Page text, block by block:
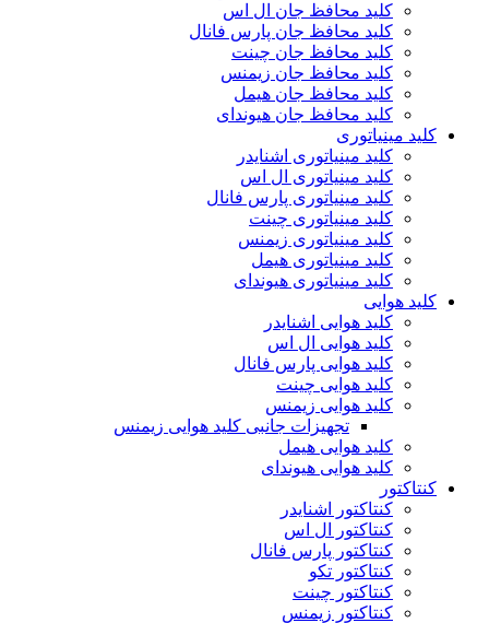
کلید محافظ جان ال اس
کلید محافظ جان پارس فانال
کلید محافظ جان چینت
کلید محافظ جان زیمنس
کلید محافظ جان هیمل
کلید محافظ جان هیوندای
کلید مینیاتوری
کلید مینیاتوری اشنایدر
کلید مینیاتوری ال اس
کلید مینیاتوری پارس فانال
کلید مینیاتوری چینت
کلید مینیاتوری زیمنس
کلید مینیاتوری هیمل
کلید مینیاتوری هیوندای
کلید هوایی
کلید هوایی اشنایدر
کلید هوایی ال اس
کلید هوایی پارس فانال
کلید هوایی چینت
کلید هوایی زیمنس
تجهیزات جانبی کلید هوایی زیمنس
کلید هوایی هیمل
کلید هوایی هیوندای
کنتاکتور
کنتاکتور اشنایدر
کنتاکتور ال اس
کنتاکتور پارس فانال
کنتاکتور تکو
کنتاکتور چینت
کنتاکتور زیمنس